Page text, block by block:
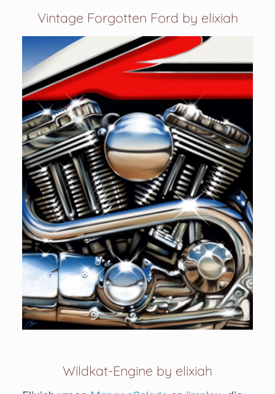
Vintage Forgotten Ford by elixiah
Wildkat-Engine by elixiah